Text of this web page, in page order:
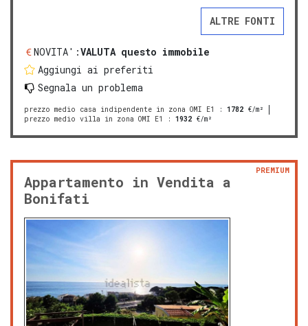
ALTRE FONTI
NOVITA':VALUTA questo immobile
Aggiungi ai preferiti
Segnala un problema
prezzo medio casa indipendente in zona OMI E1 : 1782 €/m²
prezzo medio villa in zona OMI E1
: 1932 €/m²
Appartamento in Vendita a
Bonifati
PREMIUM